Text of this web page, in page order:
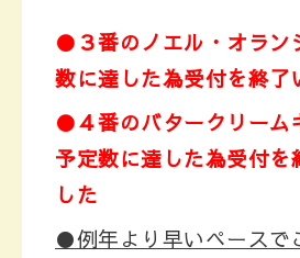
●３番のノエル・オラン
数に達した為受付を終了
●４番のバタークリーム
予定数に達した為受付を
した
●例年より早いペースで